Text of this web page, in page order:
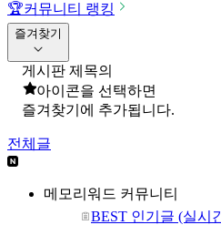
🏆커뮤니티 랭킹
즐겨찾기
게시판 제목의
아이콘을 선택하면
즐겨찾기에 추가됩니다.
전체글
메모리워드 커뮤니티
BEST 인기글 (실시